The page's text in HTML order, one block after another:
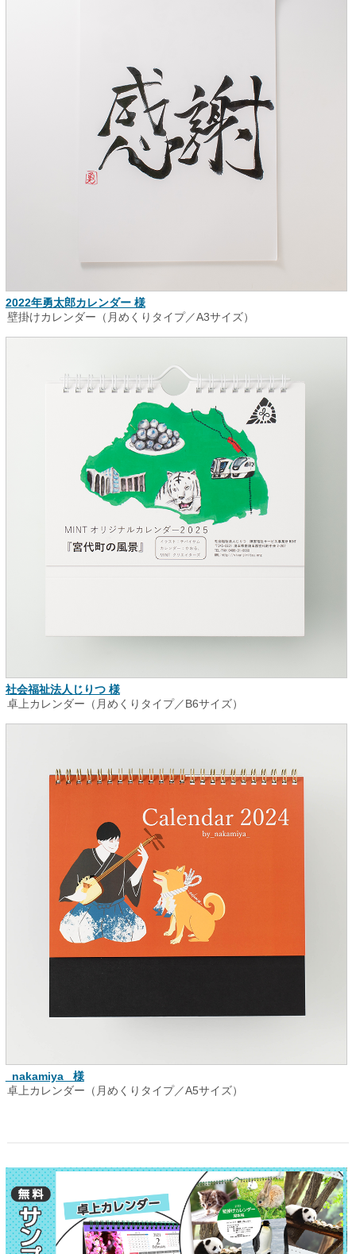
2022年勇太郎カレンダー 様
壁掛けカレンダー（月めくりタイプ／A3サイズ）
社会福祉法人じりつ 様
卓上カレンダー（月めくりタイプ／B6サイズ）
_nakamiya_ 様
卓上カレンダー（月めくりタイプ／A5サイズ）